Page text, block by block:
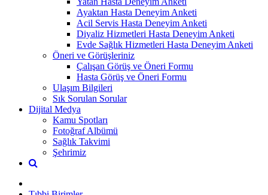
Ayaktan Hasta Deneyim Anketi
Acil Servis Hasta Deneyim Anketi
Diyaliz Hizmetleri Hasta Deneyim Anketi
Evde Sağlık Hizmetleri Hasta Deneyim Anketi
Öneri ve Görüşleriniz
Çalışan Görüş ve Öneri Formu
Hasta Görüş ve Öneri Formu
Ulaşım Bilgileri
Sık Sorulan Sorular
Dijital Medya
Kamu Spotları
Fotoğraf Albümü
Sağlık Takvimi
Şehrimiz